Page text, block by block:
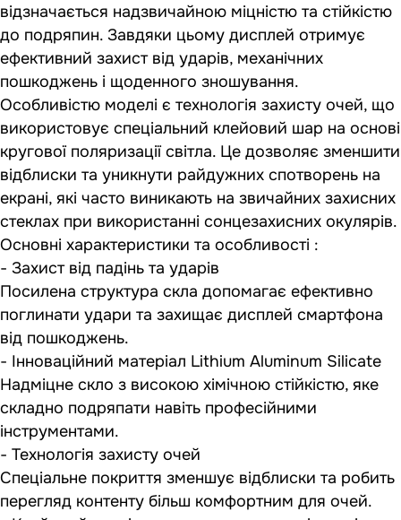
відзначається надзвичайною міцністю та стійкістю
до подряпин. Завдяки цьому дисплей отримує
ефективний захист від ударів, механічних
пошкоджень і щоденного зношування.
Особливістю моделі є технологія захисту очей, що
використовує спеціальний клейовий шар на основі
кругової поляризації світла. Це дозволяє зменшити
відблиски та уникнути райдужних спотворень на
екрані, які часто виникають на звичайних захисних
стеклах при використанні сонцезахисних окулярів.
Основні характеристики та особливості :
- Захист від падінь та ударів
Посилена структура скла допомагає ефективно
поглинати удари та захищає дисплей смартфона
від пошкоджень.
- Інноваційний матеріал Lithium Aluminum Silicate
Надміцне скло з високою хімічною стійкістю, яке
складно подряпати навіть професійними
інструментами.
- Технологія захисту очей
Спеціальне покриття зменшує відблиски та робить
перегляд контенту більш комфортним для очей.